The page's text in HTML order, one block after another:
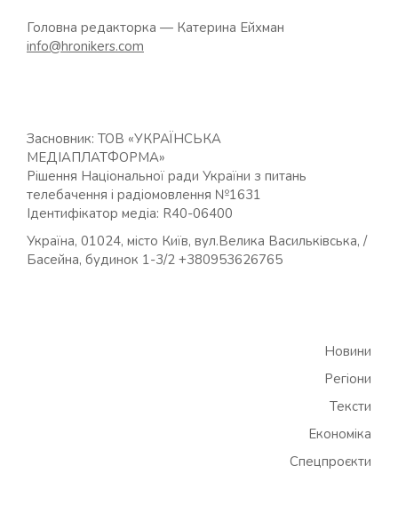
Головна редакторка — Катерина Ейхман
info@hronikers.com
Засновник: ТОВ «УКРАЇНСЬКА
МЕДІАПЛАТФОРМА»
Рішення Національної ради України з питань
телебачення і радіомовлення №1631
Ідентифікатор медіа: R40-06400
Україна, 01024, місто Київ, вул.Велика Васильківська, /
Басейна, будинок 1-3/2 +380953626765
Новини
Регіони
Тексти
Економіка
Спецпроєкти